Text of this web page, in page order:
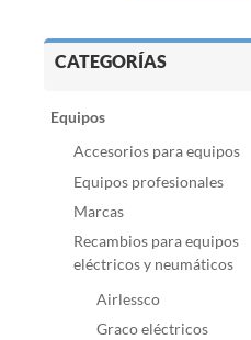
CATEGORÍAS
Equipos
Accesorios para equipos
Equipos profesionales
Marcas
Recambios para equipos
eléctricos y neumáticos
Airlessco
Graco eléctricos